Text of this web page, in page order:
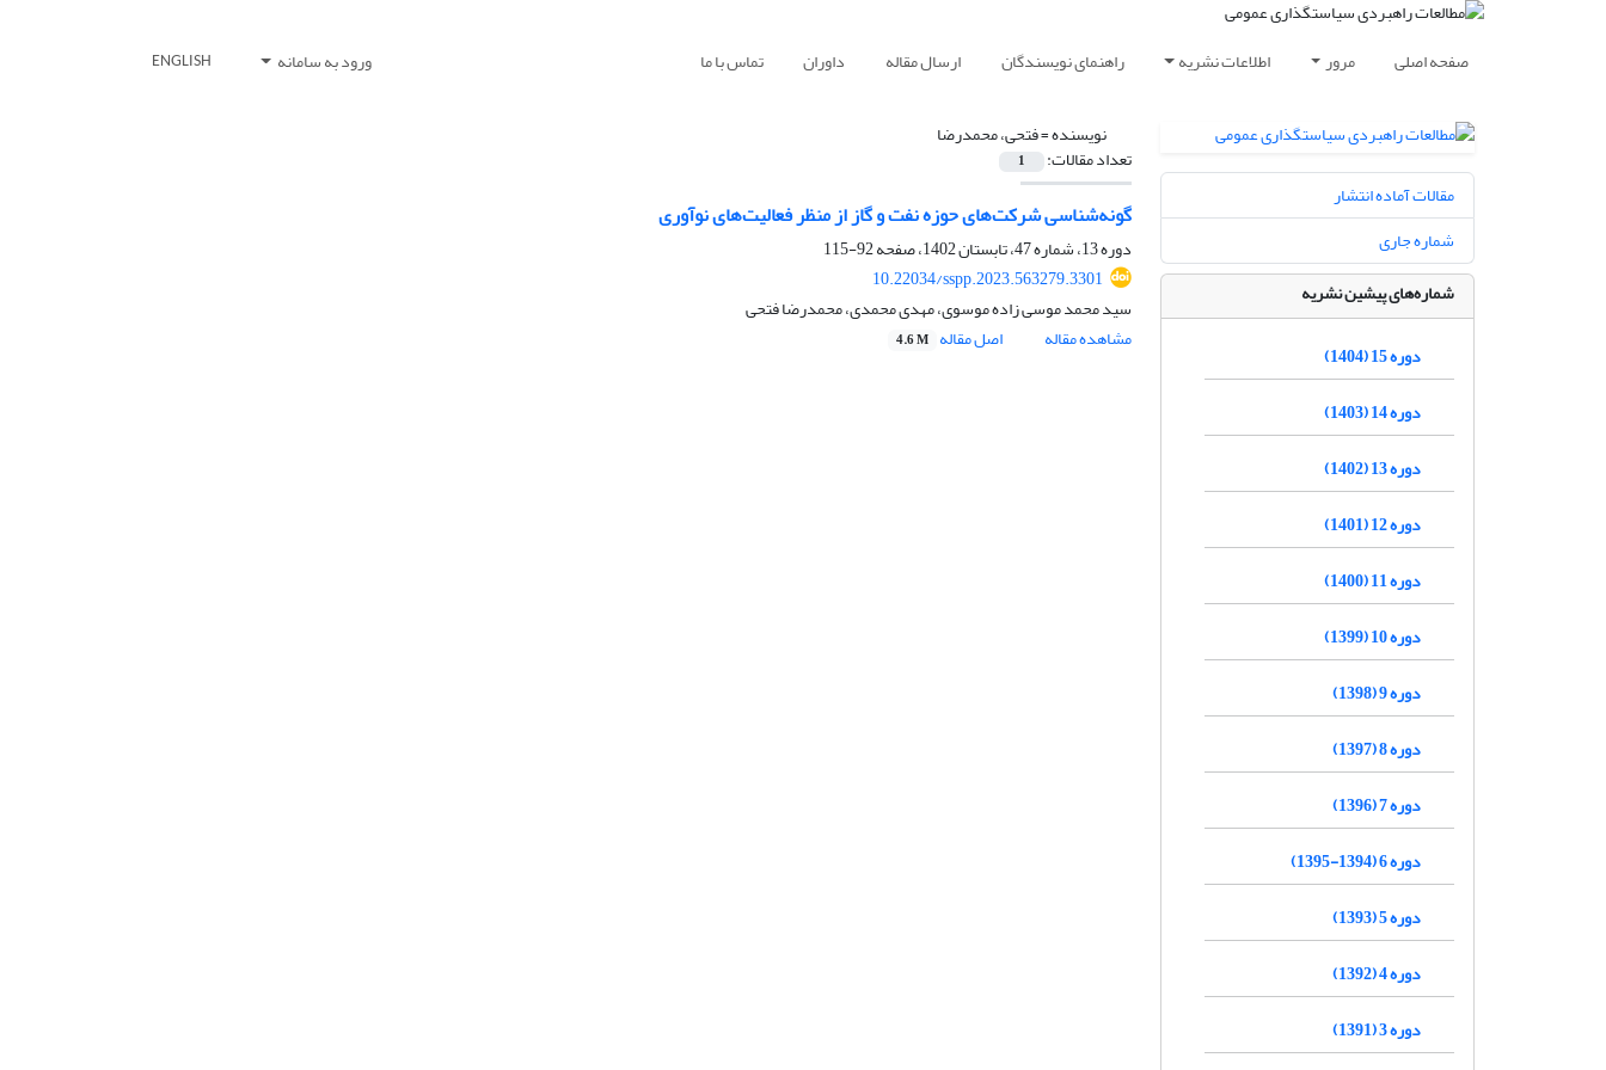
صفحه اصلی مرور اطلاعات نشریه راهنمای نویسندگان ارسال مقاله داوران تماس با ما ورود به سامانه ENGLISH
نویسنده =فتحی، محمدرضا
تعداد مقالات: 1
گونه‌شناسی شرکت‌های حوزه نفت و گاز از منظر فعالیت‌های نوآوری
دوره 13، شماره 47، تابستان 1402، صفحه
92-115
10.22034/sspp.2023.563279.3301
سید محمد موسی زاده موسوی، مهدی محمدی، محمدرضا فتحی
مشاهده مقاله
اصل مقاله 4.6 M
مقالات آماده انتشار
شماره جاری
شماره‌های پیشین نشریه
دوره 15 (1404)
دوره 14 (1403)
دوره 13 (1402)
دوره 12 (1401)
دوره 11 (1400)
دوره 10 (1399)
دوره 9 (1398)
دوره 8 (1397)
دوره 7 (1396)
دوره 6 (1394-1395)
دوره 5 (1393)
دوره 4 (1392)
دوره 3 (1391)